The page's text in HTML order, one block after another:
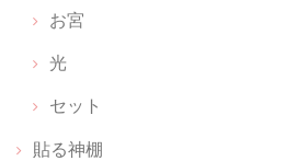
丁寧な包装📦で取り扱いが良いですね 光のお
る前に取り出してしまったので、置き方は順
うかと思ってはいましたが 中々買いに行けま
お宮
光
セット
貼る神棚